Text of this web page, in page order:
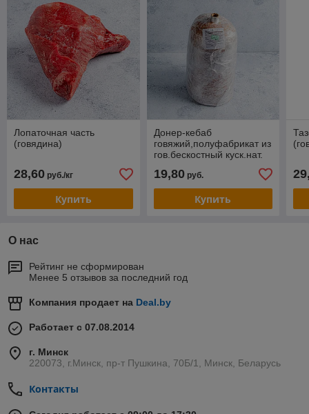
Лопаточная часть
(говядина)
28,60 руб./кг
Купить
Донер-кебаб
говяжий,полуфабрикат из
гов.бескостный куск.нат.
19,80руб.
Купить
О нас
Рейтинг не сформирован
Менее 5 отзывов за последний год
Компания продает на Deal.by
Работает с 07.08.2014
г. Минск
220073, г.Минск, пр-т Пушкина, 70Б/1, Минск, Беларусь
Контакты